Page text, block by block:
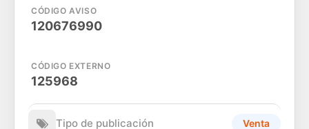
CÓDIGO AVISO
120676990
CÓDIGO EXTERNO
125968
Tipo de publicación Venta